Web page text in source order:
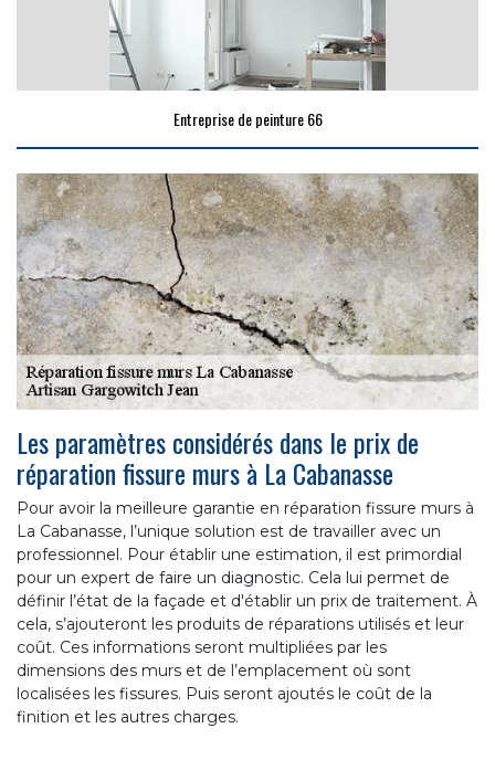
Entreprise de peinture 66
Les paramètres considérés dans le prix de
réparation fissure murs à La Cabanasse
Pour avoir la meilleure garantie en réparation fissure murs à
La Cabanasse, l’unique solution est de travailler avec un
professionnel. Pour établir une estimation, il est primordial
pour un expert de faire un diagnostic. Cela lui permet de
définir l’état de la façade et d'établir un prix de traitement. À
cela, s’ajouteront les produits de réparations utilisés et leur
coût. Ces informations seront multipliées par les
dimensions des murs et de l’emplacement où sont
localisées les fissures. Puis seront ajoutés le coût de la
finition et les autres charges.